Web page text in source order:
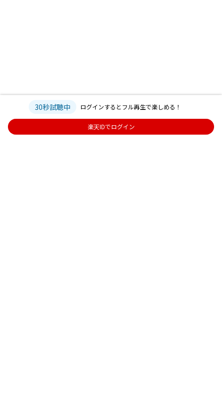
30秒試聴中 ログインするとフル再生で楽しめる！
楽天IDでログイン